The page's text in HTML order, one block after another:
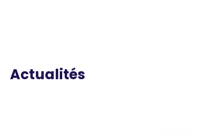
Actualités